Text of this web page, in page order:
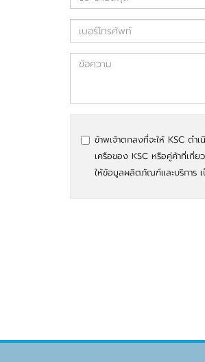
ข้าพเจ้าตกลงที่จะให้ KSC ดำ
เครือของ KSC หรือคู่ค้าที่เกี่ย
ให้ข้อมูลผลิตภัณฑ์และบริการ